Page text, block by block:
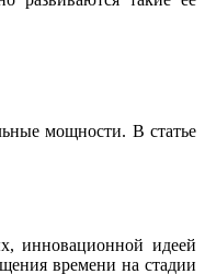
мощности. В статье
инновационной идеей
времени на стадии